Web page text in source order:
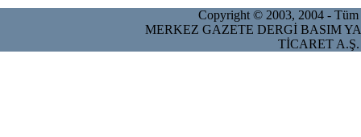
Copyright © 2003, 2004 - Tüm
MERKEZ GAZETE DERGİ BASIM
TİCARET A.Ş.